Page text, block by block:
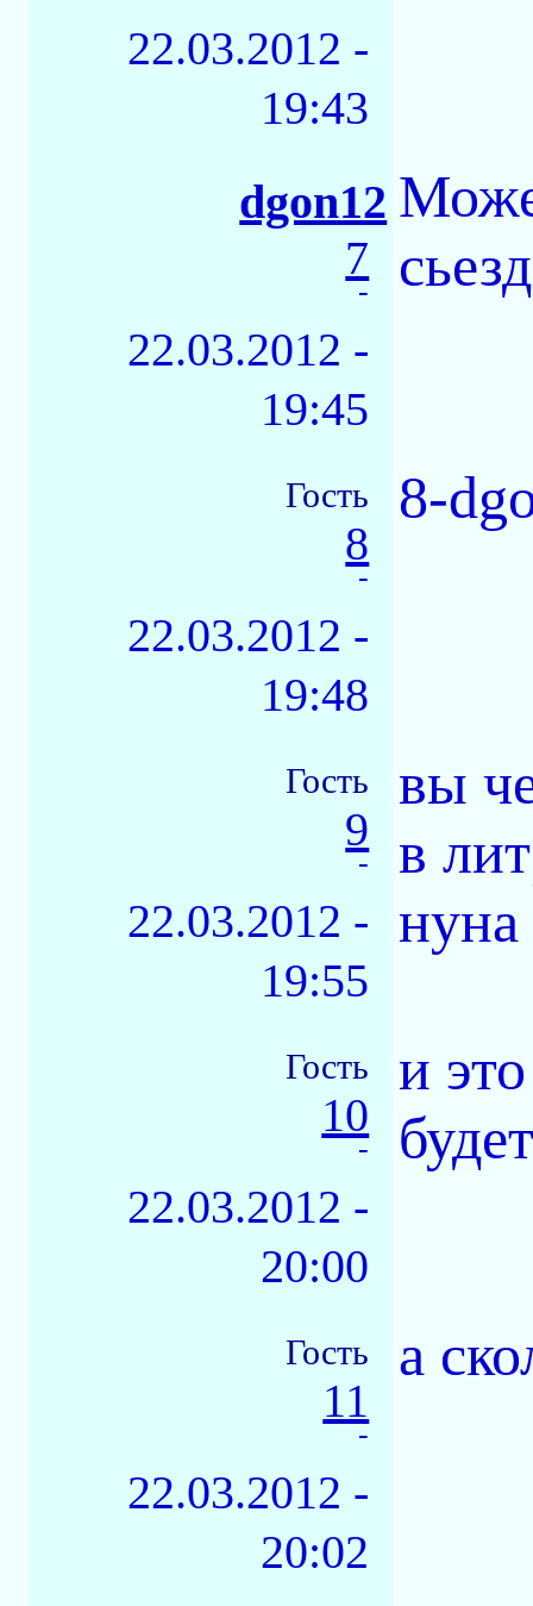
22.03.2012 -
19:43
dgon12
7
-
22.03.2012 -
19:45
Гость
8
-
22.03.2012 -
19:48
8-
Гость
9
-
22.03.2012 -
19:55
вы
в
Гость
10
-
22.03.2012 -
20:00
и
Гость
11
-
22.03.2012 -
20:02
а